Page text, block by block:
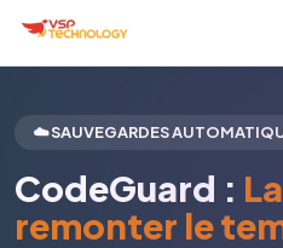
☁️ SAUVEGARDES
CodeGuard :
remonter le